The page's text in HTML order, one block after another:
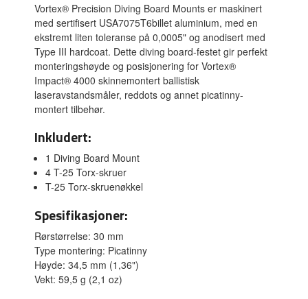
Vortex® Precision Diving Board Mounts er maskinert
med sertifisert USA7075T6billet aluminium, med en
ekstremt liten toleranse på 0,0005" og anodisert med
Type III hardcoat. Dette diving board-festet gir perfekt
monteringshøyde og posisjonering for Vortex®
Impact® 4000 skinnemontert ballistisk
laseravstandsmåler, reddots og annet picatinny-
montert tilbehør.
Inkludert:
1 Diving Board Mount
4 T-25 Torx-skruer
T-25 Torx-skruenøkkel
Spesifikasjoner:
Rørstørrelse: 30 mm
Type montering: Picatinny
Høyde: 34,5 mm (1,36")
Vekt: 59,5 g (2,1 oz)